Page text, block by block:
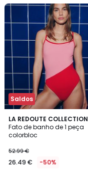
60%
de
desconto
aplicado.
Saldos
LA REDOUTE
Fato de banho de 1 peça
colorbloc
52.99 €
26.49 € -50%
5
/
5